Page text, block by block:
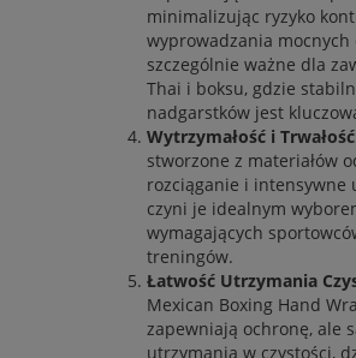
minimalizując ryzyko
wyprowadzania mocnych
szczególnie ważne dla
Thai i boksu, gdzie
nadgarstków jest
Wytrzymałość i Trwałość
stworzone z materiałów
rozciąganie i intensywne
czyni je idealnym
wymagających
treningów.
Łatwość Utrzymania
Mexican Boxing Hand
zapewniają ochronę, ale
utrzymania w czystości,